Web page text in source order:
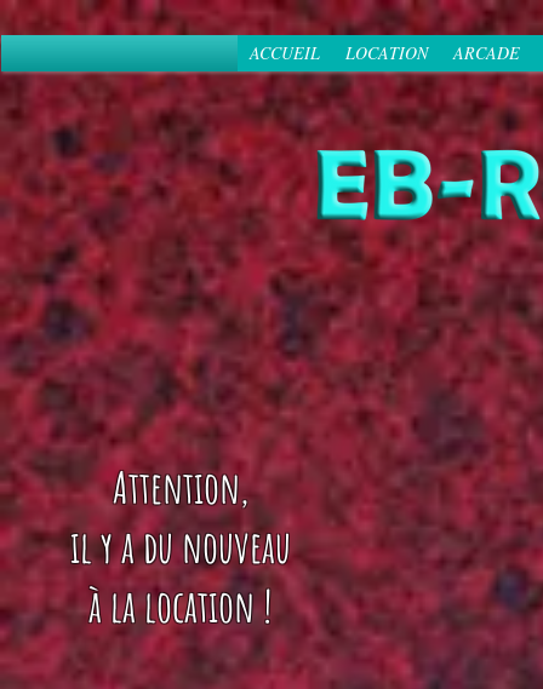
ACCUEIL LOCATION ARCADE
Attention,
il y a du nouveau
à la location !